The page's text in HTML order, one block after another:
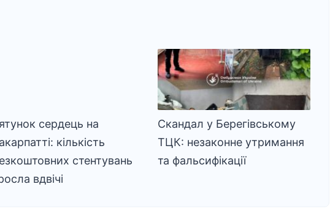
сердець на
кількість
стентувань
вдвічі
Скандал у Берегівському
ТЦК: незаконне утримання
та фальсифікації